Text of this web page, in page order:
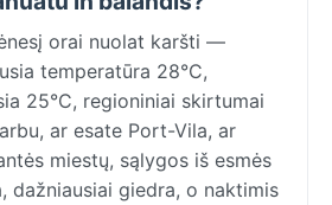
orai nuolat karšti —
temperatūra 28°C,
25°C, regioniniai skirtumai
ar esate Port-Vila, ar
miestų, sąlygos iš esmės
dažniausiai giedra, o naktimis